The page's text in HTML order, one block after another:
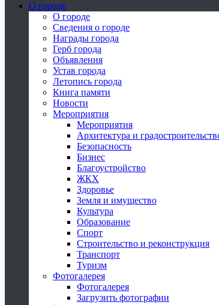
О городе
О городе
Сведения о городе
Награды города
Герб города
Объявления
Устав города
Летопись города
Книга памяти
Новости
Мероприятия
Мероприятия
Архитектура и
Безопасность
Бизнес
Благоустройство
ЖКХ
Здоровье
Земля и имущество
Культура
Образование
Спорт
Строительство и реконструкция
Транспорт
Туризм
Фотогалерея
Фотогалерея
Загрузить фотографии